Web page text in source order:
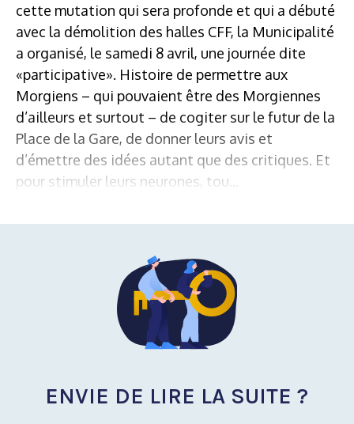
cette mutation qui sera profonde et qui a débuté
avec la démolition des halles CFF, la Municipalité
a organisé, le samedi 8 avril, une journée dite
«participative». Histoire de permettre aux
Morgiens – qui pouvaient être des Morgiennes
d’ailleurs et surtout – de cogiter sur le futur de la
Place de la Gare, de donner leurs avis et
d’émettre des idées autant que des critiques. Et
pour stimuler leurs neurones, tou...
ENVIE DE LIRE LA SUITE ?